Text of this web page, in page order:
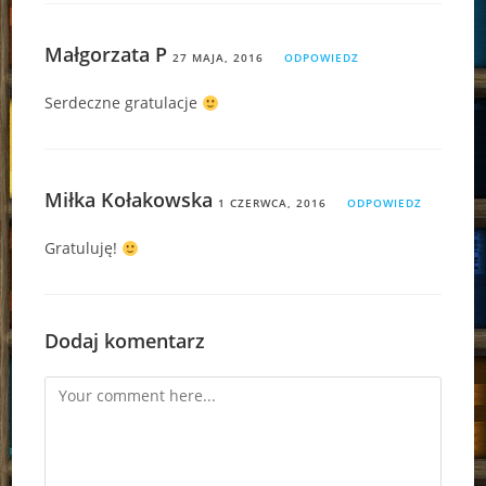
Małgorzata P 27 MAJA, 2016 ODPOWIEDZ
Serdeczne gratulacje
Miłka Kołakowska 1 CZERWCA, 2016 ODPOWIEDZ
Gratuluję!
Dodaj komentarz
Comment